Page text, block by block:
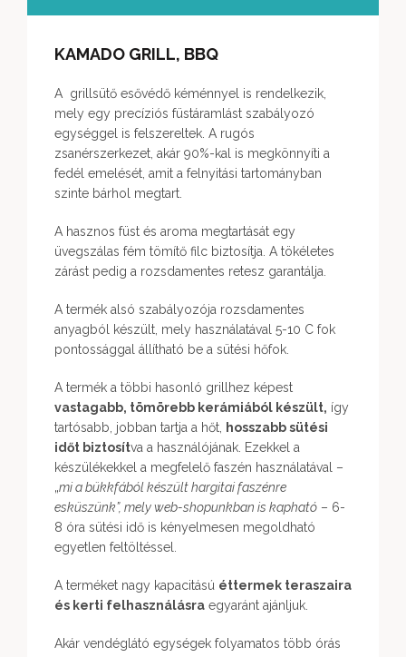
KAMADO GRILL, BBQ
A grillsütő esővédő kéménnyel is rendelkezik,
mely egy precíziós füstáramlást szabályozó
egységgel is felszereltek. A rugós
zsanérszerkezet, akár 90%-kal is megkönnyíti a
fedél emelését, amit a felnyitási tartományban
szinte bárhol megtart.
A hasznos füst és aroma megtartását egy
üvegszálas fém tömítő filc biztosítja. A tökéletes
zárást pedig a rozsdamentes retesz garantálja.
A termék alsó szabályozója rozsdamentes
anyagból készült, mely használatával 5-10 C fok
pontossággal állítható be a sütési hőfok.
A termék a többi hasonló grillhez képest
vastagabb, tömörebb kerámiából készült, így
tartósabb, jobban tartja a hőt,
hosszabb sütési
időt biztosítva a használójának. Ezekkel a
készülékekkel a megfelelő faszén használatával –
„mi a bükkfából készült hargitai faszénre
esküszünk”, mely web-shopunkban is kapható – 6-
8 óra sütési idő is kényelmesen megoldható
egyetlen feltöltéssel.
A terméket nagy kapacitású éttermek teraszaira
és kerti felhasználásra egyaránt ajánljuk.
Akár vendéglátó egységek folyamatos több órás